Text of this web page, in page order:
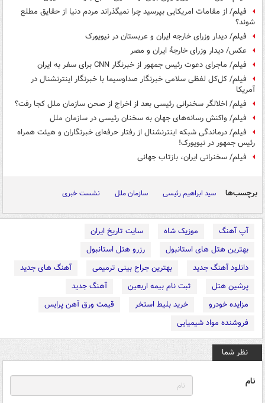
فیلم/ از مقامات امریکایی بپرسید چرا نمیگذراند مردم دنیا از حقایق مطلع
شوند؟
فیلم/ دیدار وزرای خارجه ایران و عربستان در نیویورک
عکس/ دیدار وزرای خارجۀ ایران و مصر
فیلم/ ماجرای دعوت رئیس جمهور از خبرنگار CNN برای سفر به ایران
فیلم/ کل‌کل لفظی سلامی خبرنگار صداوسیما با خبرنگار اینترنشنال در
آمریکا
فیلم/ اخلالگر سخنرانی رئیسی بعد از اخراج از صحن سازمان ملل کجا رفت؟
فیلم/ واکنش رسانه‌های جهان به سخنان رئیسی در سازمان ملل
فیلم/ درماندگی شبکه اینترنشنال از رفتار حرفه‌ای خبرنگاران و هیئت همراه
رئیس جمهور در نیویورک!
فیلم/ سخنرانی ایران، بازتاب جهانی
برچسب‌ها سید ابراهیم رئیسی سازمان ملل نشست خبری
آپ آهنگ موزیک شاه
سایت تاریخ ایران
بهترین هتل های استانبول
رزرو هتل استانبول
دانلود آهنگ جدید
بهترین جراح بینی ترمیمی
آهنگ های جدید
پرشین هتل
ثبت نام بیمه اربعین
آهنگ جدید
مزایده خودرو
خرید بلیط استخر
قیمت ورق آهن پرایس
فروشنده مواد شیمیایی
نظر شما
نام